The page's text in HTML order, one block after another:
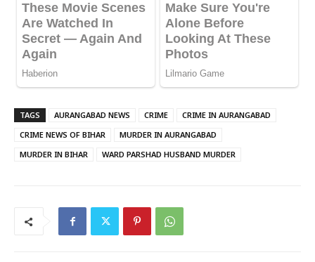
TAGS AURANGABAD NEWS CRIME
CRIME IN AURANGABAD
CRIME NEWS OF BIHAR
MURDER IN AURANGABAD
MURDER IN BIHAR
WARD PARSHAD HUSBAND MURDER